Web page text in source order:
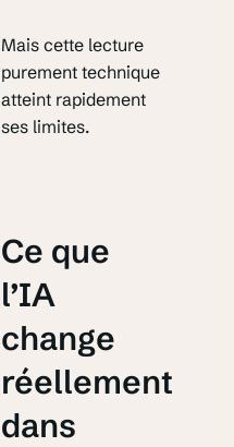
Mais cette lecture
purement technique
atteint rapidement
ses limites.
Ce que
l’IA
change
réellement
dans